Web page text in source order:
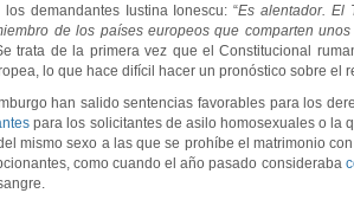
demandantes Iustina Ionescu: “Es alentador. El
de los países europeos que comparten unos
trata de la primera vez que el Constitucional
lo que hace difícil hacer un pronóstico sobre el
han salido sentencias favorables para los
para los solicitantes de asilo homosexuales o la
mismo sexo a las que se prohíbe el matrimonio
como cuando el año pasado consideraba